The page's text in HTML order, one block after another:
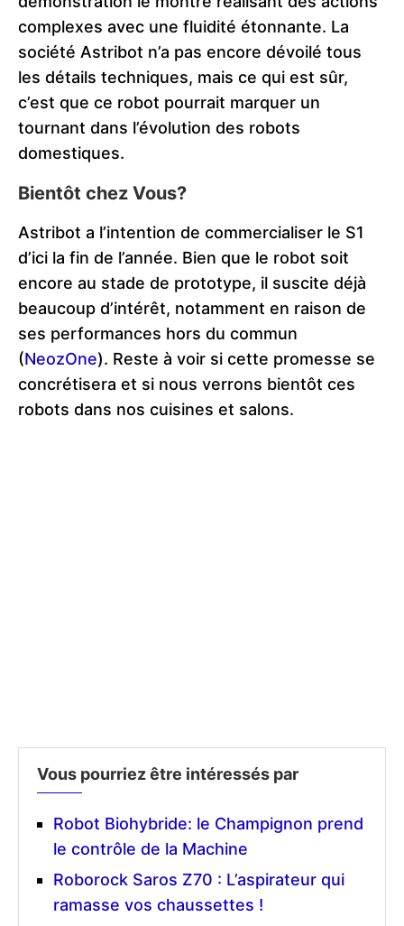
complexes avec une fluidité étonnante​. La
société Astribot n’a pas encore dévoilé tous
les détails techniques, mais ce qui est sûr,
c’est que ce robot pourrait marquer un
tournant dans l’évolution des robots
domestiques.
Bientôt chez Vous?
Astribot a l’intention de commercialiser le S1
d’ici la fin de l’année. Bien que le robot soit
encore au stade de prototype, il suscite déjà
beaucoup d’intérêt, notamment en raison de
ses performances hors du commun​
(NeozOne). Reste à voir si cette promesse se
concrétisera et si nous verrons bientôt ces
robots dans nos cuisines et salons.
Vous pourriez être intéressés par
Robot Biohybride: le Champignon prend
le contrôle de la Machine
Roborock Saros Z70 : L’aspirateur qui
ramasse vos chaussettes !